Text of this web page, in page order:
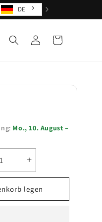
DE
EinloggenWarenkorb
Mo., 10. August –
Erhöhe
die
für
legen